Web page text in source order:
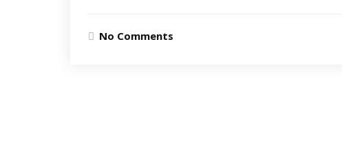
No Comments